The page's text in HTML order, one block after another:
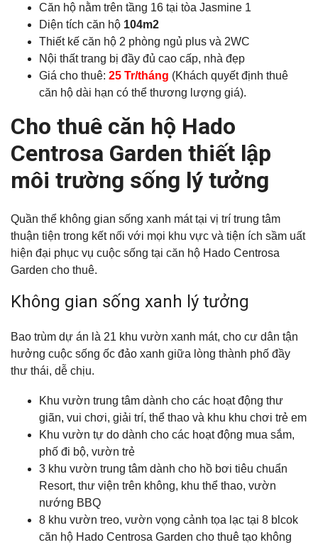
Căn hộ nằm trên tầng 16 tại tòa Jasmine 1
Diện tích căn hộ 104m2
Thiết kế căn hộ 2 phòng ngủ plus và 2WC
Nội thất trang bị đầy đủ cao cấp, nhà đẹp
Giá cho thuê: 25 Tr/tháng (Khách quyết định thuê
căn hộ dài hạn có thể thương lượng giá).
Cho thuê căn hộ Hado
Centrosa Garden thiết lập
môi trường sống lý tưởng
Quần thể không gian sống xanh mát tại vị trí trung tâm
thuận tiện trong kết nối với mọi khu vực và tiện ích sầm uất
hiện đại phục vụ cuộc sống tại căn hộ Hado Centrosa
Garden cho thuê.
Không gian sống xanh lý tưởng
Bao trùm dự án là 21 khu vườn xanh mát, cho cư dân tận
hưởng cuộc sống ốc đảo xanh giữa lòng thành phố đầy
thư thái, dễ chịu.
Khu vườn trung tâm dành cho các hoạt động thư
giãn, vui chơi, giải trí, thể thao và khu khu chơi trẻ em
Khu vườn tự do dành cho các hoạt động mua sắm,
phố đi bộ, vườn trẻ
3 khu vườn trung tâm dành cho hồ bơi tiêu chuẩn
Resort, thư viện trên không, khu thể thao, vườn
nướng BBQ
8 khu vườn treo, vườn vọng cảnh tọa lạc tại 8 blcok
căn hộ Hado Centrosa Garden cho thuê tạo không